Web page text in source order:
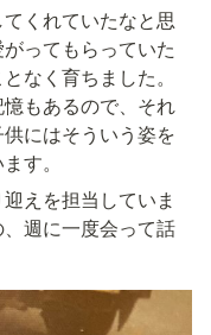
くれていたなと思
ってもらっていた
なく育ちました。
もあるので、それ
にはそういう姿を
す。
えを担当していま
週に一度会って話